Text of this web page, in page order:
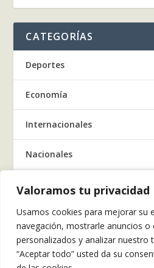
Valoramos tu privacidad
Usamos cookies para mejorar su
navegación, mostrarle anuncios o
personalizados y analizar nuestro
“Aceptar todo” usted da su
CATEGORÍAS
Deportes
Economía
Internacionales
Nacionales
Regionales
Salud
Tecnología